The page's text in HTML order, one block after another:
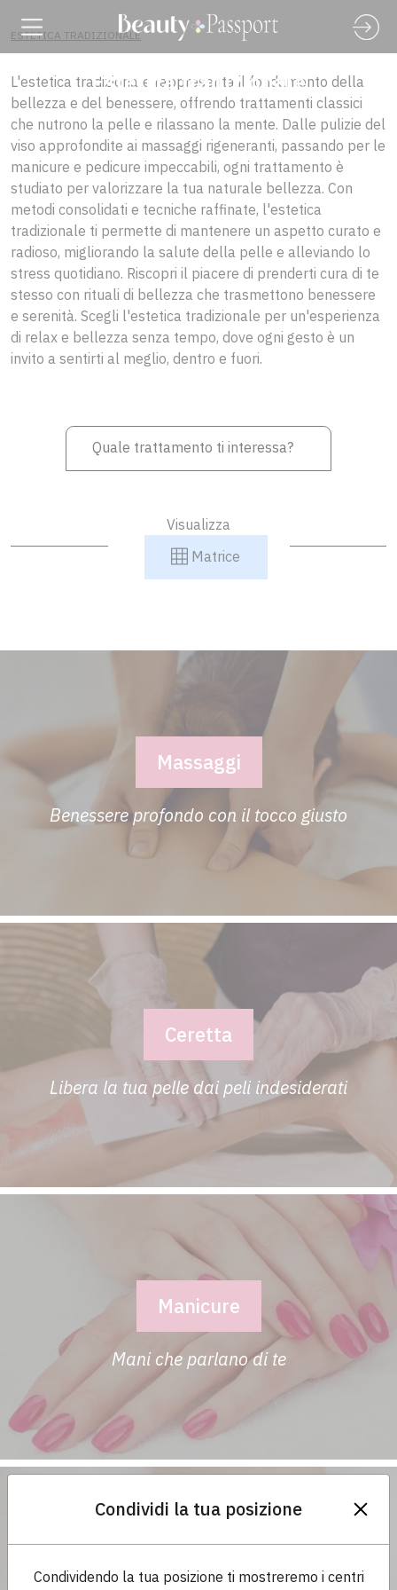
Estetica tradizionale
ESTETICA TRADIZIONALE
L'estetica tradizionale rappresenta il fondamento della
bellezza e del benessere, offrendo trattamenti classici
che nutrono la pelle e rilassano la mente. Dalle pulizie del
viso approfondite ai massaggi rigeneranti, passando per le
manicure e pedicure impeccabili, ogni trattamento è
studiato per valorizzare la tua naturale bellezza. Con
metodi consolidati e tecniche raffinate, l'estetica
tradizionale ti permette di mantenere un aspetto curato e
radioso, migliorando la salute della pelle e alleviando lo
stress quotidiano. Riscopri il piacere di prenderti cura di te
stesso con rituali di bellezza che trasmettono benessere
e serenità. Scegli l'estetica tradizionale per un'esperienza
di relax e bellezza senza tempo, dove ogni gesto è un
invito a sentirti al meglio, dentro e fuori.
Visualizza
Matrice
Massaggi
Benessere profondo con il tocco giusto
Ceretta
Libera la tua pelle dai peli indesiderati
Manicure
Mani che parlano di te
Pedicure
Condividi la tua posizione
Condividendo la tua posizione ti mostreremo i centri
Vuoi ricevere in anticipo le promo attive
vicino a te?
Lasciaci il tuo nome, cellulare o email, città
Nome